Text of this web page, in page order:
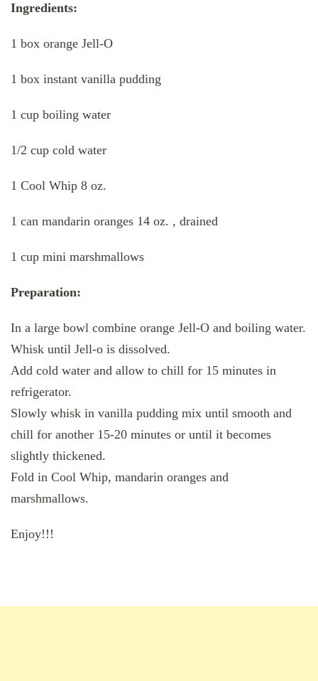
Ingredients:
1 box orange Jell-O
1 box instant vanilla pudding
1 cup boiling water
1/2 cup cold water
1 Cool Whip 8 oz.
1 can mandarin oranges 14 oz. , drained
1 cup mini marshmallows
Preparation:
In a large bowl combine orange Jell-O and boiling water.
Whisk until Jell-o is dissolved.
Add cold water and allow to chill for 15 minutes in
refrigerator.
Slowly whisk in vanilla pudding mix until smooth and
chill for another 15-20 minutes or until it becomes
slightly thickened.
Fold in Cool Whip, mandarin oranges and
marshmallows.
Enjoy!!!